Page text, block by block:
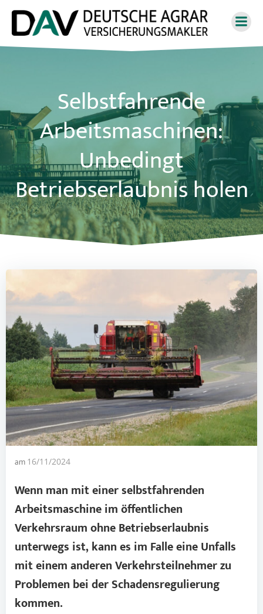
Zum
Inhalt
springen
Selbstfahrende
Arbeitsmaschinen:
Unbedingt
Betriebserlaubnis holen
am 16/11/2024
Wenn man mit einer selbstfahrenden
Arbeitsmaschineim öffentlichen
Verkehrsraum ohne Betriebserlaubnis
unterwegs ist, kann es im Falle eine Unfalls
mit einem anderen Verkehrsteilnehmer zu
Problemen bei der Schadensregulierung
kommen.